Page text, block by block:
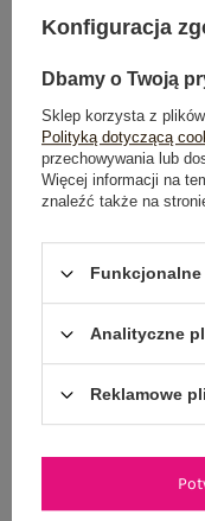
Możesz kupić
Do darmowej
100 dni na zwrot
Konfiguracja
Dbamy o Twoją
Sklep korzysta z
Polityką dotyczącą
przechowywania lub
Więcej informacji na
znaleźć także na
Analityczne
Reklamowe